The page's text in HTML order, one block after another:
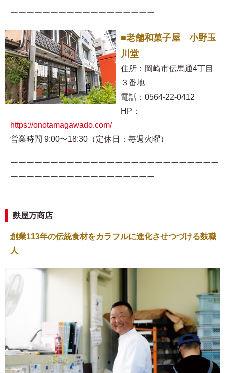
ーーーーーーーーーーーーーーーーーー
■老舗和菓子屋 小野玉
川堂
住所：岡崎市伝馬通4丁目
３番地
電話：0564-22-0412
HP：
https://onotamagawado.com/
営業時間 9:00〜18:30（定休日：毎週火曜）
ーーーーーーーーーーーーーーーーーーーーーーーーーー
ーーーーーーーーーーーーーーーーーー
麩屋万商店
創業113年の伝統食材をカラフルに進化させつづける麩職
人